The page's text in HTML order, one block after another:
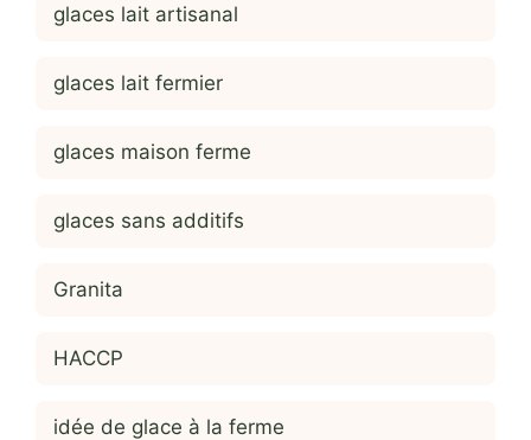
glaces lait artisanal
glaces lait fermier
glaces maison ferme
glaces sans additifs
Granita
HACCP
idée de glace à la ferme